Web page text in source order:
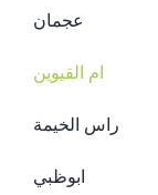
عجمان
ام القيوين
راس الخيمة
ابوظبي